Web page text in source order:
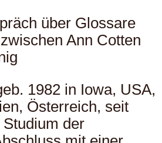
über Glossare
Ann Cotten
1982 in Iowa, USA,
Österreich, seit
der